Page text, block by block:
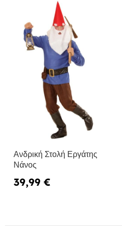
Ανδρική Στολή Εργάτης
Νάνος
39,99 €